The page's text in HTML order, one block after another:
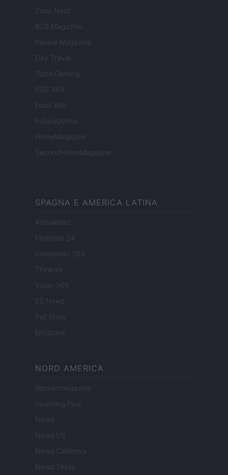
Zona Nerd
B2B Magazine
People Magazine
Day Travel
Tutto Gaming
ESG 365
Food Wiki
FuturoDonna
HomeMagazine
SecondHomeMagazine
SPAGNA E AMERICA LATINA
Actualidad
Finanzas 24
Investindo 365
Think.es
Viajar 365
ES Newz
Pet Story
Encocina
NORD AMERICA
Womanmagazine
Investing Plus
Newz
Newz US
Newz California
Newz Texas